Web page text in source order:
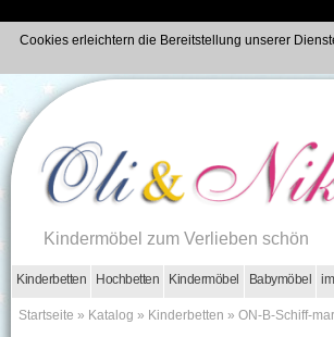
Cookies erleichtern die Bereitstellung unserer
Kindermöbel zum Verlieben schön
Kinderbetten Hochbetten Kindermöbel Babymöbel
Startseite » Katalog » Kinderbetten » ON-B-Schiff-mar